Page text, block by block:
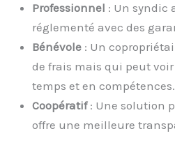
Professionnel : Un syndic
réglementé avec des
Bénévole : Un
de frais mais qui peut
temps et en compétences.
Coopératif: Une solution
offre une meilleure